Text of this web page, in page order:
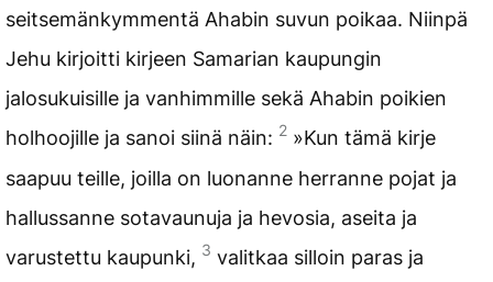
seitsemänkymmentä Ahabin suvun poikaa. Niinpä
Jehu kirjoitti kirjeen Samarian kaupungin
jalosukuisille ja vanhimmille sekä Ahabin poikien
holhoojille ja sanoi siinä näin: 2 »Kun tämä kirje
saapuu teille, joilla on luonanne herranne pojat ja
hallussanne sotavaunuja ja hevosia, aseita ja
varustettu kaupunki, 3 valitkaa silloin paras ja